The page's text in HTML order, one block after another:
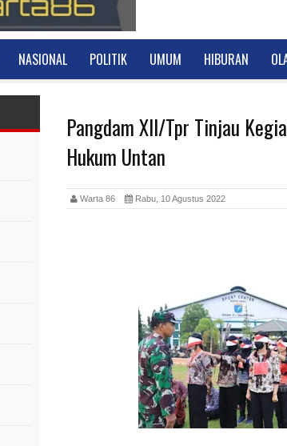
NASIONAL POLITIK UMUM HIBURAN
Pangdam XII/Tpr Tinjau
Hukum Untan
Warta 86 Rabu, 10 Agustus 2022